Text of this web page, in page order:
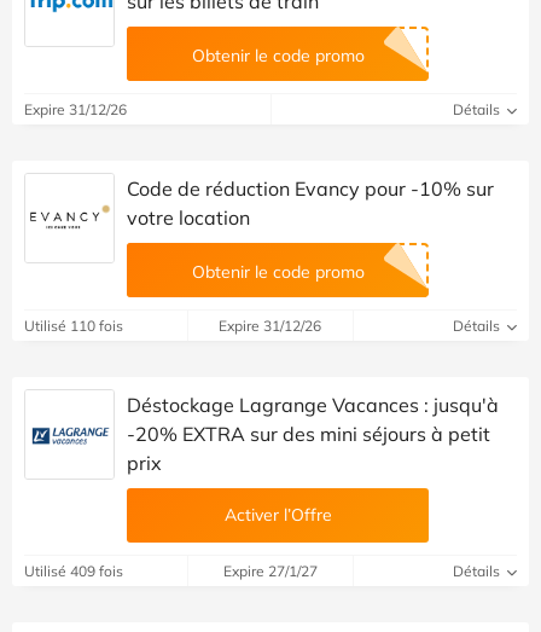
Obtenir le code promo
Expire 31/12/26 Détails
Code de réduction Evancy pour -10% sur
votre location
Obtenir le code promo
Utilisé 110 fois Expire 31/12/26 Détails
Déstockage Lagrange Vacances : jusqu'à
-20% EXTRA sur des mini séjours à petit
prix
Activer l’Offre
Utilisé 409 fois Expire 27/1/27 Détails